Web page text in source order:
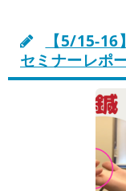
【5/15-
セミナーレポ